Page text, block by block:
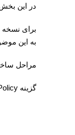
در این
برای
به این
مراحل
گزینه